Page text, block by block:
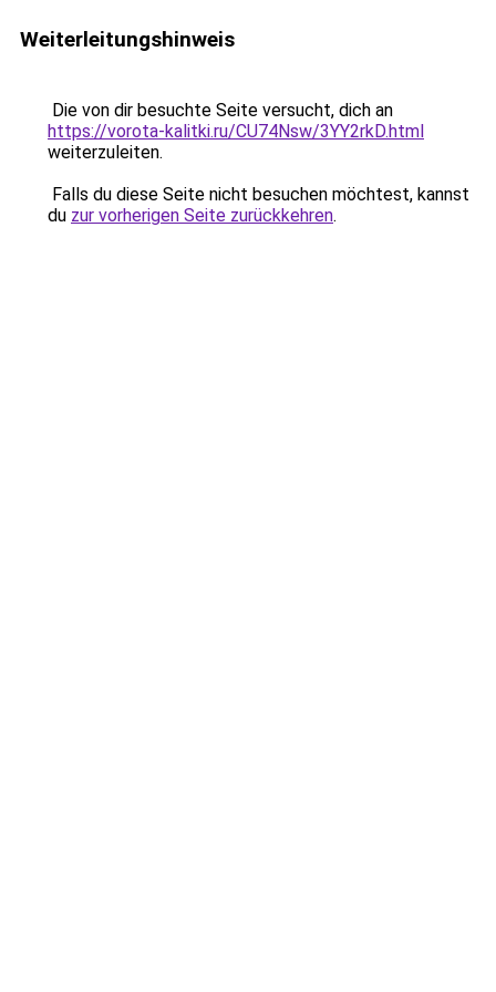
Weiterleitungshinweis
Die von dir besuchte Seite versucht, dich an
https://vorota-kalitki.ru/CU74Nsw/3YY2rkD.html
weiterzuleiten.
Falls du diese Seite nicht besuchen möchtest, kannst
du zur vorherigen Seite zurückkehren.